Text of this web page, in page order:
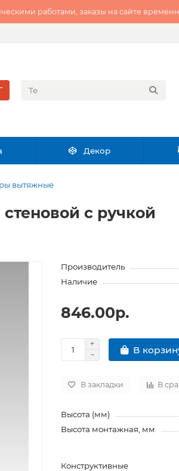
работами, заказы на сайте
Декор
вытяжные
с ручкой
Производитель
Наличие
846.00р.
В
В закладки В
Высота (мм)
Высота монтажная, мм
Конструктивные